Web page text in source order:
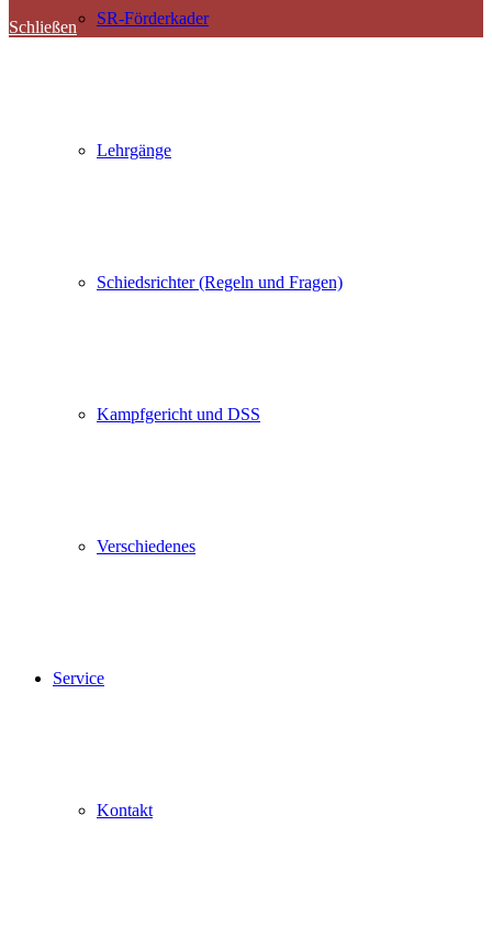
SR-Förderkader
Lehrgänge
Schiedsrichter (Regeln und Fragen)
Kampfgericht und DSS
Verschiedenes
Service
Kontakt
Schließen